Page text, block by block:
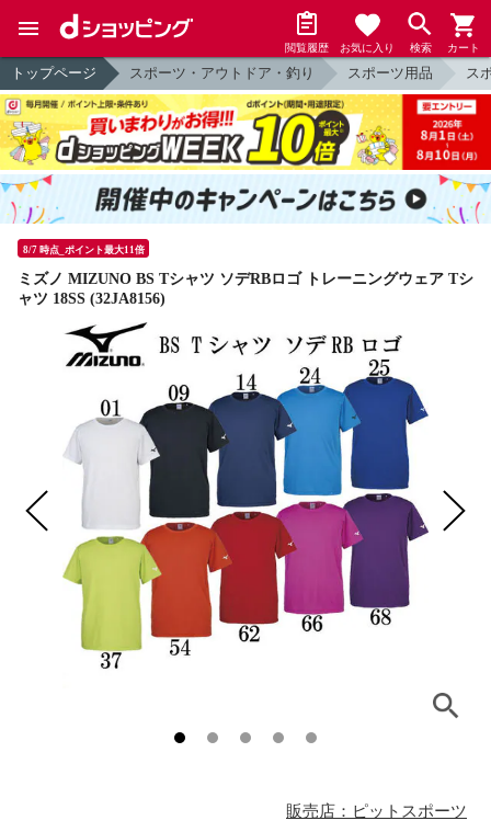
閲覧履歴 お気に入り 検索 カート
トップページ スポーツ・アウトドア・釣り スポーツ用品 ス
8/7 時点_ポイント最大11倍
ミズノ MIZUNO BS Tシャツ ソデRBロゴ トレーニングウェア Tシ
ャツ 18SS (32JA8156)
販売店：ピットスポーツ